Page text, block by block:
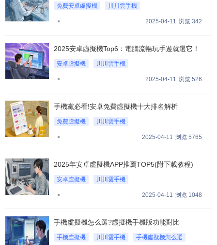
免費安卓虛擬機
川川雲手機
免費安卓虛擬機怎么下載
浏览 342
2025-04-11
2025安卓虛擬機Top6：電腦流暢玩手遊就選它！
安卓虛擬機
川川雲手機
2025安卓虛擬機Top6
浏览 526
2025-04-11
手機黨必看!安卓免費虛擬機十大排名解析
免費虛擬機
川川雲手機
安卓免費虛擬機十大排名解析
浏览 5765
2025-04-11
2025年安卓虛擬機APP推薦TOP5(附下載教程)
安卓虛擬機
川川雲手機
2025年安卓虛擬機APP推薦TOP5
浏览 1048
2025-04-11
手機虛擬機怎么選?虛擬機手機版功能對比
手機虛擬機 川川雲手機 手機虛擬機怎么選